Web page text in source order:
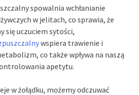
spowalnia wchłanianie
w jelitach, co sprawia, że
się uczuciem sytości,
wspiera trawienie i
co także wpływa na naszą
apetytu.
w żołądku, możemy odczuwać